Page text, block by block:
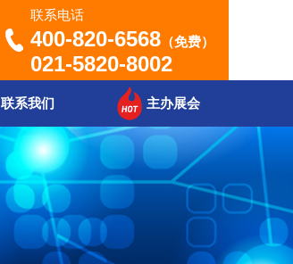
联系电话
400-820-6568 （免费）
021-5820-8002
联系我们 主办展会